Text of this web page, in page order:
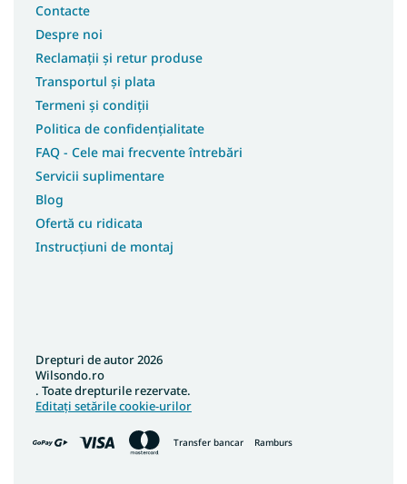
Contacte
Despre noi
Reclamații și retur produse
Transportul și plata
Termeni și condiții
Politica de confidențialitate
FAQ - Cele mai frecvente întrebări
Servicii suplimentare
Blog
Ofertă cu ridicata
Instrucțiuni de montaj
Transfer bancar Ramburs
Drepturi de autor 2026
Wilsondo.ro
. Toate drepturile rezervate.
Editați setările cookie-urilor